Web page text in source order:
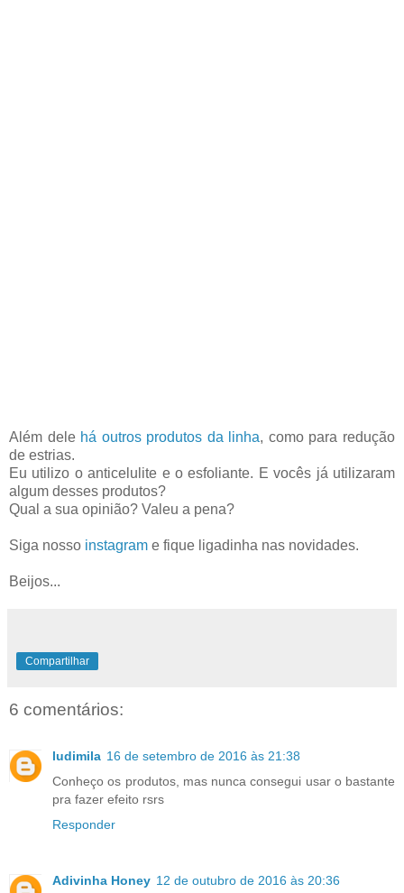
Além delehá outros produtos da linha, como para redução
de estrias.
Eu utilizo o anticelulite e o esfoliante. E vocês já utilizaram
algum desses produtos?
Qual a sua opinião? Valeu a pena?
Siga nosso instagram e fique ligadinha nas novidades.
Beijos...
Compartilhar
6 comentários:
ludimila 16 de setembro de 2016 às 21:38
Conheço os produtos, mas nunca consegui usar o bastante
pra fazer efeito rsrs
Responder
Adivinha Honey 12 de outubro de 2016 às 20:36